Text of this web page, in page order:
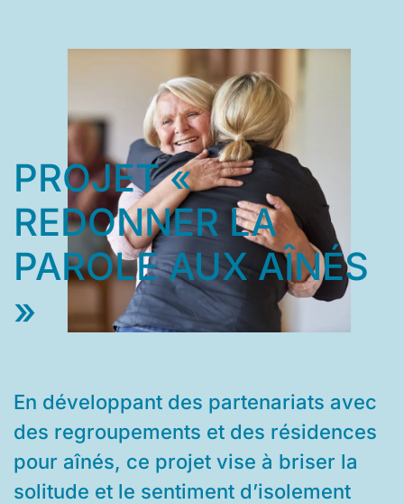
PROJET «
REDONNER LA
PAROLE AUX AÎNÉS
»
En développant des partenariats avec
des regroupements et des résidences
pour aînés, ce projet vise à briser la
solitude et le sentiment d’isolement